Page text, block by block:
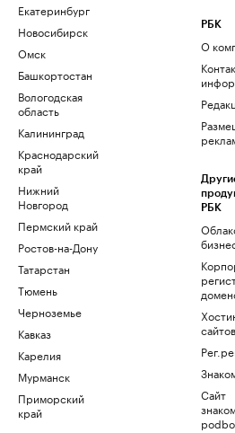
Екатеринбург
Новосибирск
Омск
Башкортостан
Вологодская
область
Калининград
Краснодарский
край
Нижний
Новгород
Пермский край
Ростов-на-Дону
Татарстан
Тюмень
Черноземье
Кавказ
Карелия
Мурманск
Приморский
край
РБК
О
РБК
сайтов
Сайт